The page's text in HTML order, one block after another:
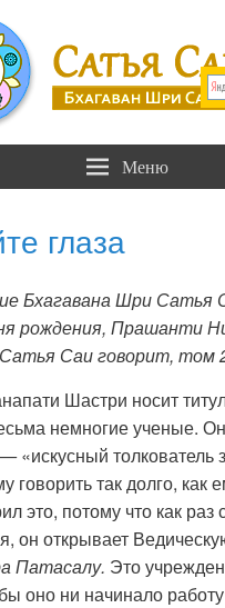
.RU Меню
глаза
Бхагавана Шри Сатья
рождения, Прашанти
Саи говорит, том
Шастри носит
немногие ученые.
—«искусный толкователь
говорить так долго, как
это, потому что как раз
он открывает
Патасалу. Это
оно ни начинало